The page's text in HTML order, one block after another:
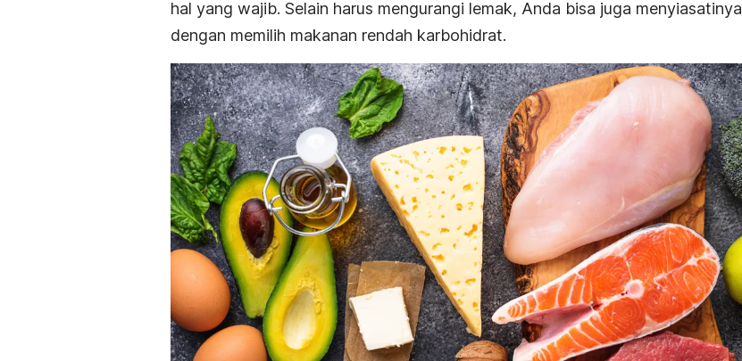
hal yang wajib. Selain harus mengurangi lemak, Anda bisa juga menyiasatinya
dengan memilih makanan rendah karbohidrat.